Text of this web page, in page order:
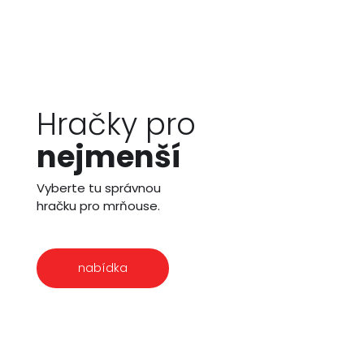
Hračky pro
nejmenší
Vyberte tu správnou
hračku pro mrňouse.
nabídka